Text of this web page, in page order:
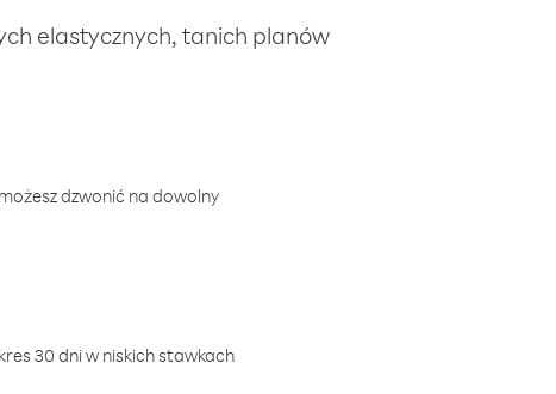
elastycznych, tanich planów
dzwonić na dowolny
30 dni w niskich stawkach